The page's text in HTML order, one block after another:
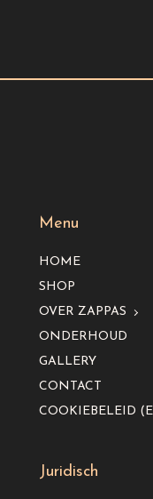
Menu
HOME
SHOP
OVER ZAPPAS
ONDERHOUD
GALLERY
CONTACT
COOKIEBELEID
Juridisch